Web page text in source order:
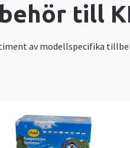
till
av modellspecifika